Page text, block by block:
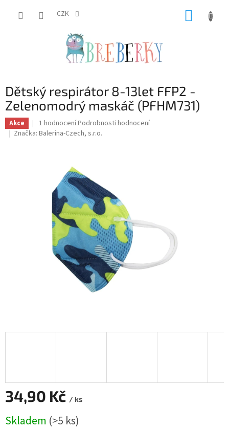
CZK
Dětský respirátor 8-13let FFP2 -
Zelenomodrý maskáč (PFHM731)
Akce
Průměrné
hodnocení
hvězdiček.
1 hodnoceníPodrobnosti hodnocení
Značka: Balerina-Czech, s.r.o.
34,90 Kč / ks
cena:
Skladem (>5 ks)